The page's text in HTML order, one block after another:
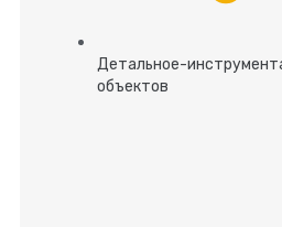
Детальное-
объектов